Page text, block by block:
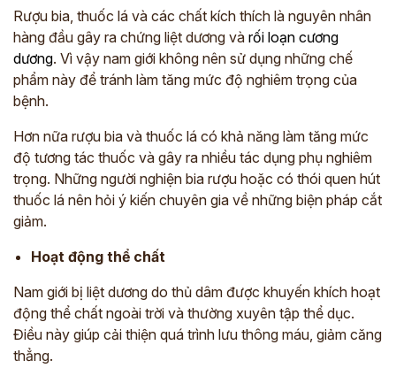
Rượu bia, thuốc lá và các chất kích thích là nguyên nhân
hàng đầu gây ra chứng liệt dương và rối loạn cương
dương. Vì vậy nam giới không nên sử dụng những chế
phẩm này để tránh làm tăng mức độ nghiêm trọng của
bệnh.
Hơn nữa rượu bia và thuốc lá có khả năng làm tăng mức
độ tương tác thuốc và gây ra nhiều tác dụng phụ nghiêm
trọng. Những người nghiện bia rượu hoặc có thói quen hút
thuốc lá nên hỏi ý kiến chuyên gia về những biện pháp cắt
giảm.
Hoạt động thể chất
Nam giới bị liệt dương do thủ dâm được khuyến khích hoạt
động thể chất ngoài trời và thường xuyên tập thể dục.
Điều này giúp cải thiện quá trình lưu thông máu, giảm căng
thẳng.
*
ĐĂNG KÝ TƯ VẤN »
ĐĂNG KÝ ĐẾN KHÁM TRỰC TIẾP
Thông tin của bạn được bảo mật và chỉ sử dụng cho mục đích tư vấn.